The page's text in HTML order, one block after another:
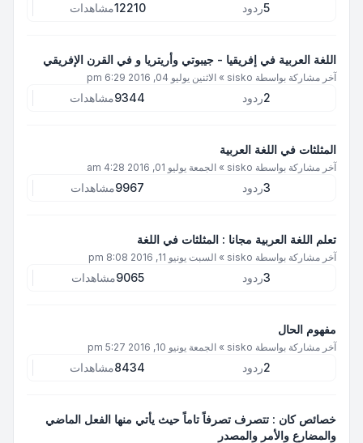
5ردود 12210مشاهدات
اللغة العربية في إفريقيا - جيبوتي وأريتريا و في القرن الإفريقي
آخر مشاركة بواسطة sisko
» الاثنين يوليو 04, 2016 6:29 pm
2ردود 9344مشاهدات
المثلثات في اللغة العربية
آخر مشاركة بواسطة sisko
» الجمعة يوليو 01, 2016 4:28 am
3ردود 9967مشاهدات
تعلم اللغة العربية مجانا : المثلثات في اللغة
آخر مشاركة بواسطة sisko
» السبت يونيو 11, 2016 8:08 pm
3ردود 9065مشاهدات
مفهوم الحال
آخر مشاركة بواسطة sisko
» الجمعة يونيو 10, 2016 5:27 pm
2ردود 8434مشاهدات
خصائص كان : تتصرف تصرفاً تاماً حيث يأتي منها الفعل الماضي
والمضارع والأمر والمصدر